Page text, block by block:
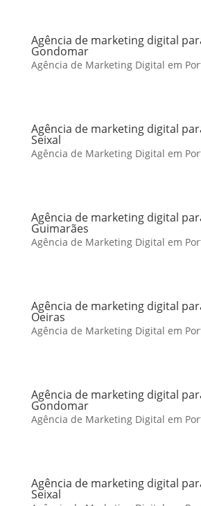
Agência de marketing digital
Gondomar
Agência de Marketing Digital em
Agência de marketing digital
Seixal
Agência de Marketing Digital em
Agência de marketing digital
Guimarães
Agência de Marketing Digital em
Agência de marketing digital
Oeiras
Agência de Marketing Digital em
Agência de marketing digital
Gondomar
Agência de Marketing Digital em
Agência de marketing digital
Seixal